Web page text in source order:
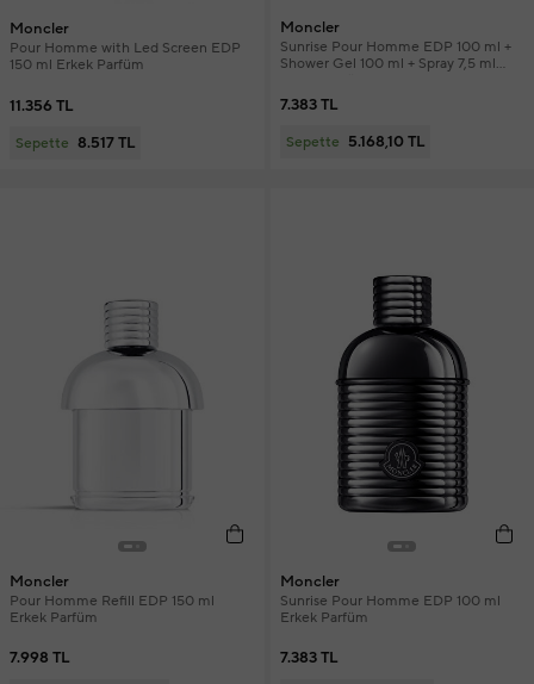
Moncler
Pour Homme with Led Screen EDP
150 ml Erkek Parfüm
11.356 TL
Sepette 8.517 TL
Moncler
Sunrise Pour Homme EDP 100 ml +
Shower Gel 100 ml + Spray 7,5 ml
7.383 TL
Sepette 5.168,10 TL
Moncler
Pour Homme Refill EDP 150 ml
Erkek Parfüm
7.998 TL
Moncler
Sunrise Pour Homme EDP 100 ml
Erkek Parfüm
7.383 TL